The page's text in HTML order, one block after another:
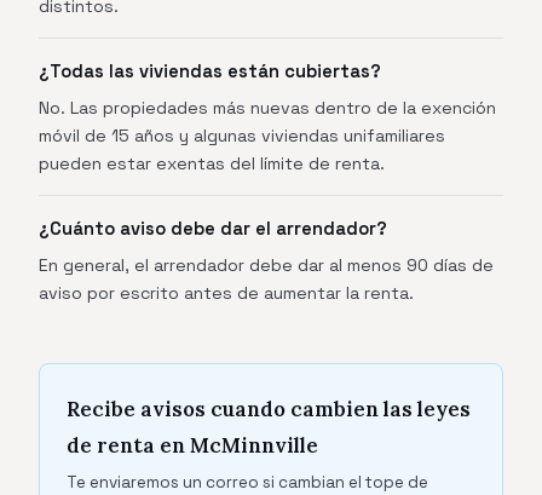
distintos.
¿Todas las viviendas están cubiertas?
No. Las propiedades más nuevas dentro de la exención
móvil de 15 años y algunas viviendas unifamiliares
pueden estar exentas del límite de renta.
¿Cuánto aviso debe dar el arrendador?
En general, el arrendador debe dar al menos 90 días de
aviso por escrito antes de aumentar la renta.
Recibe avisos cuando cambien las leyes
de renta en McMinnville
Te enviaremos un correo si cambian el tope de